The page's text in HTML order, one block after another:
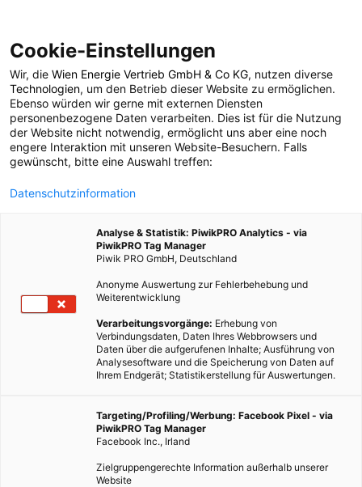
POSTS BY TAG
Traunsee
1 BEITRAG
Cookie-Einstellungen
Wir, die Wien Energie Vertrieb GmbH & Co KG, nutzen diverse
Technologien, um den Betrieb dieser Website zu ermöglichen.
Ebenso würden wir gerne mit externen Diensten
personenbezogene Daten verarbeiten. Dies ist für die Nutzung
der Website nicht notwendig, ermöglicht uns aber eine noch
engere Interaktion mit unseren Website-Besuchern. Falls
gewünscht, bitte eine Auswahl treffen:
Datenschutzinformation
Analyse & Statistik: PiwikPRO Analytics - via
PiwikPRO Tag Manager
Piwik PRO GmbH, Deutschland
Anonyme Auswertung zur Fehlerbehebung und
Weiterentwicklung
Verarbeitungsvorgänge: Erhebung von
Verbindungsdaten, Daten Ihres Webbrowsers und
Daten über die aufgerufenen Inhalte; Ausführung von
Analysesoftware und die Speicherung von Daten auf
Ihrem Endgerät; Statistikerstellung für Auswertungen.
Targeting/Profiling/Werbung: Facebook Pixel - via
PiwikPRO Tag Manager
Facebook Inc., Irland
Zielgruppengerechte Information außerhalb unserer
Website